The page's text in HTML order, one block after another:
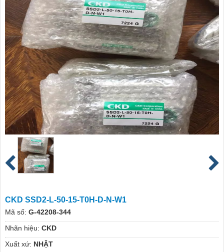
CKD SSD2-L-50-15-T0H-D-N-W1
Mã số: G-42208-344
Nhãn hiệu: CKD
Xuất xứ: NHẬT